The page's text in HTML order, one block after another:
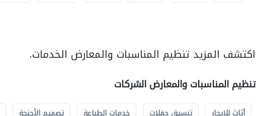
اكتشف المزيد تنظيم المناسبات والمعارض الخدمات.
تنظيم المناسبات والمعارض الشركات
أثاث للايجار تنسيق حفلات خدمات الطباعة تصميم الأجنحة